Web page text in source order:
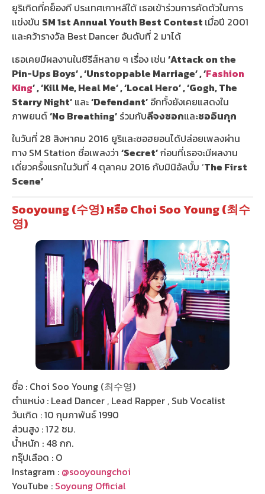
ยูริเกิดที่คย็องกี ประเทศเกาหลีใต้ เธอเข้าร่วมการคัดตัวในการ
แข่งขัน SM 1st Annual Youth Best Contest เมื่อปี 2001
และคว้ารางวัล Best Dancer อันดับที่ 2 มาได้
เธอเคยมีผลงานในซีรีส์หลาย ๆ เรื่อง เช่น ‘Attack on the
Pin-Ups Boys’ , ‘Unstoppable Marriage’ , ‘Fashion
King’ , ‘Kill Me, Heal Me’ , ‘Local Hero’ , ‘Gogh, The
Starry Night’ และ‘Defendant’ อีกทั้งยังเคยแสดงใน
ภาพยนต์‘No Breathing’ ร่วมกับลีจงซอกและซออินกุก
ในวันที่ 28 สิงหาคม 2016 ยูริและซอฮยอนได้ปล่อยเพลงผ่าน
ทาง SM Station ชื่อเพลงว่า ‘Secret’ก่อนที่เธอจะมีผลงาน
เดี่ยวครั้งแรกในวันที่ 4 ตุลาคม 2016 กับมินิอัลบั้ม ‘The First
Scene’
Sooyoung (수영) หรือ Choi Soo Young (최수
영)
ชื่อ : Choi Soo Young (최수영)
ตำแหน่ง : Lead Dancer , Lead Rapper , Sub Vocalist
วันเกิด : 10 กุมภาพันธ์ 1990
ส่วนสูง : 172 ซม.
น้ำหนัก : 48 กก.
กรุ๊ปเลือด : O
Instagram : @sooyoungchoi
YouTube : Soyoung Official